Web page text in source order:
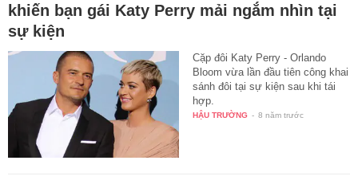
khiến bạn gái Katy Perry mải ngắm nhìn tại
sự kiện
Cặp đôi Katy Perry - Orlando
Bloom vừa lần đầu tiên công khai
sánh đôi tại sự kiện sau khi tái
hợp.
HẬU TRƯỜNG - 8 năm trước